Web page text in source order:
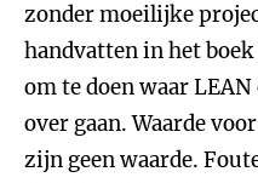
zonder moeilijke
handvatten in het
om te doen waar
over gaan. Waarde
zijn geen waarde.